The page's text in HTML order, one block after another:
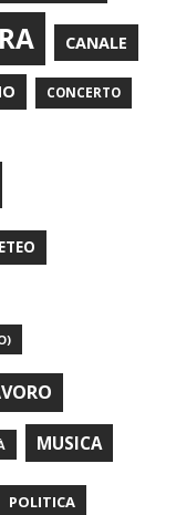
CANALE
CONCERTO
MUSICA
POLITICA